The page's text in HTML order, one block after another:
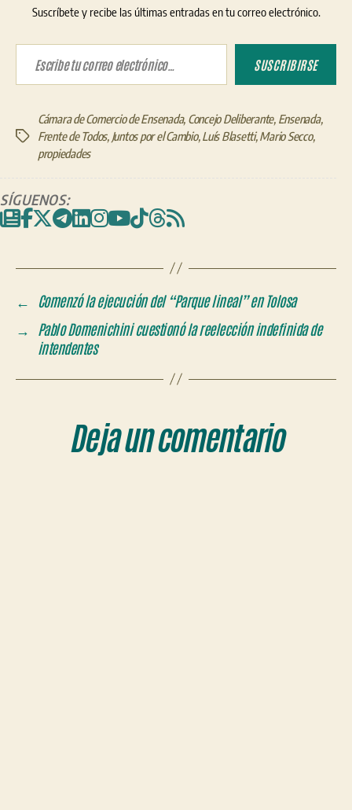
Suscríbete y recibe las últimas entradas en tu correo electrónico.
Escribe tu correo electrónico…
SUSCRIBIRSE
Etiquetas
Cámara de Comercio de Ensenada, Concejo Deliberante, Ensenada,
Frente de Todos, Juntos por el Cambio, Luís Blasetti, Mario Secco,
propiedades
SÍGUENOS:
←
Comenzó la ejecución del “Parque lineal” en Tolosa
→
Pablo Domenichini cuestionó la reelección indefinida de
intendentes
Deja un comentario